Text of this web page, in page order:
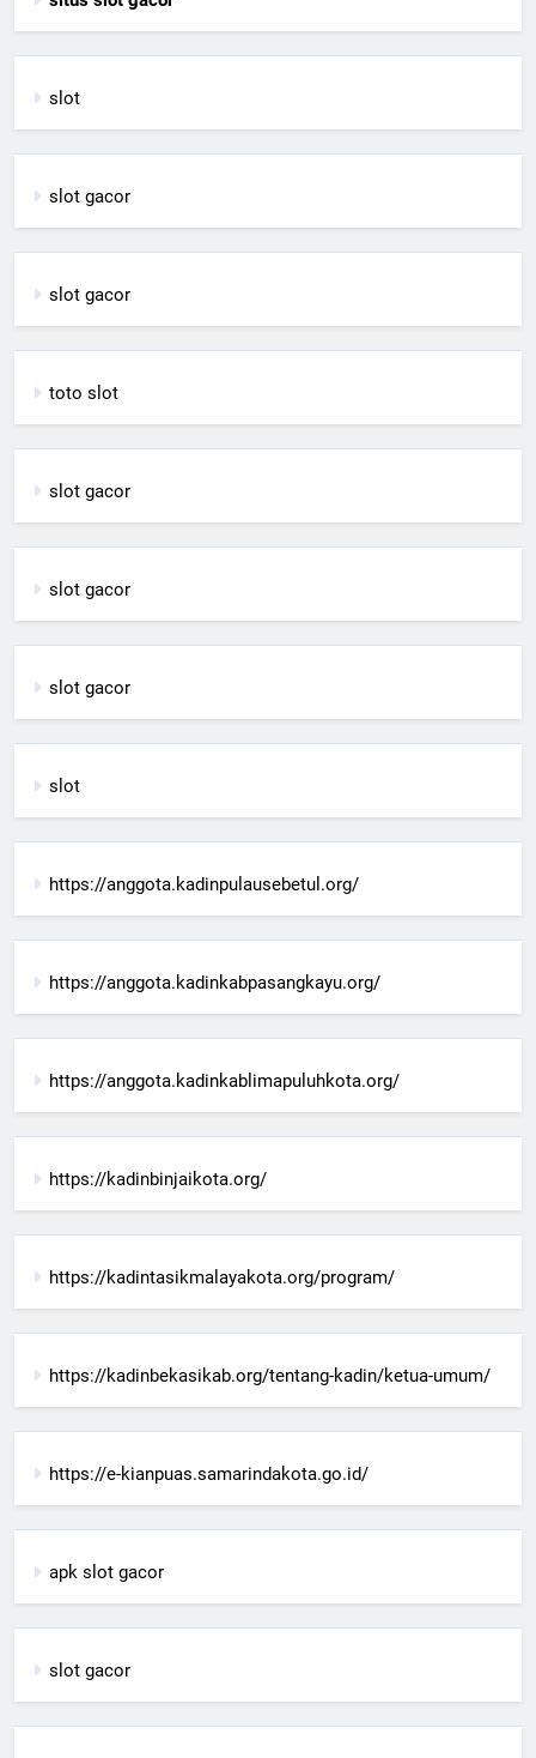
slot
slot gacor
slot gacor
toto slot
slot gacor
slot gacor
slot gacor
slot
https://anggota.kadinpulausebetul.org/
https://anggota.kadinkabpasangkayu.org/
https://anggota.kadinkablimapuluhkota.org/
https://kadinbinjaikota.org/
https://kadintasikmalayakota.org/program/
https://kadinbekasikab.org/tentang-kadin/ketua-umum/
https://e-kianpuas.samarindakota.go.id/
apk slot gacor
slot gacor